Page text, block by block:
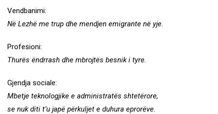
Vendbanimi:
Në Lezhë me trup dhe mendjen emigrante në yje.
Profesioni:
Thurës ëndrrash dhe mbrojtës besnik i tyre.
Gjendja sociale:
Mbetje teknologjike e administratës shtetërore,
se nuk diti t’u japë përkuljet e duhura eprorëve.